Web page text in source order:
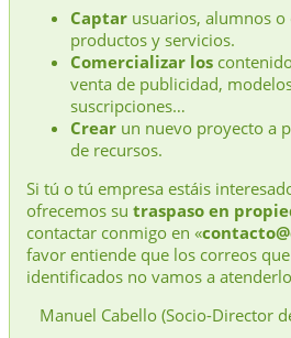
Captar usuarios, alumnos
productos y servicios.
Comercializar los
venta de publicidad,
suscripciones…
Crear un nuevo proyecto a
de recursos.
Si tú o tú empresa estáis
ofrecemos su traspaso en
contactar conmigo en «
favor entiende que los correos
identificados no vamos a
Manuel Cabello (Socio-Director